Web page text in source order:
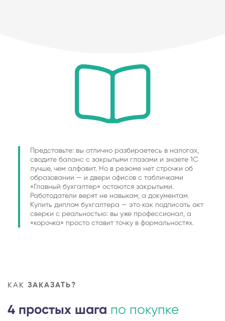
Представьте: вы отлично разбираетесь в налогах,
сводите баланс с закрытыми глазами и знаете 1С
лучше, чем алфавит. Но в резюме нет строчки об
образовании — и двери офисов с табличками
«Главный бухгалтер» остаются закрытыми.
Работодатели верят не навыкам, а документам.
Купить диплом бухгалтера — это как подписать акт
сверки с реальностью: вы уже профессионал, а
«корочка» просто ставит точку в формальностях.
КАК ЗАКАЗАТЬ?
4 простых шага по покупке